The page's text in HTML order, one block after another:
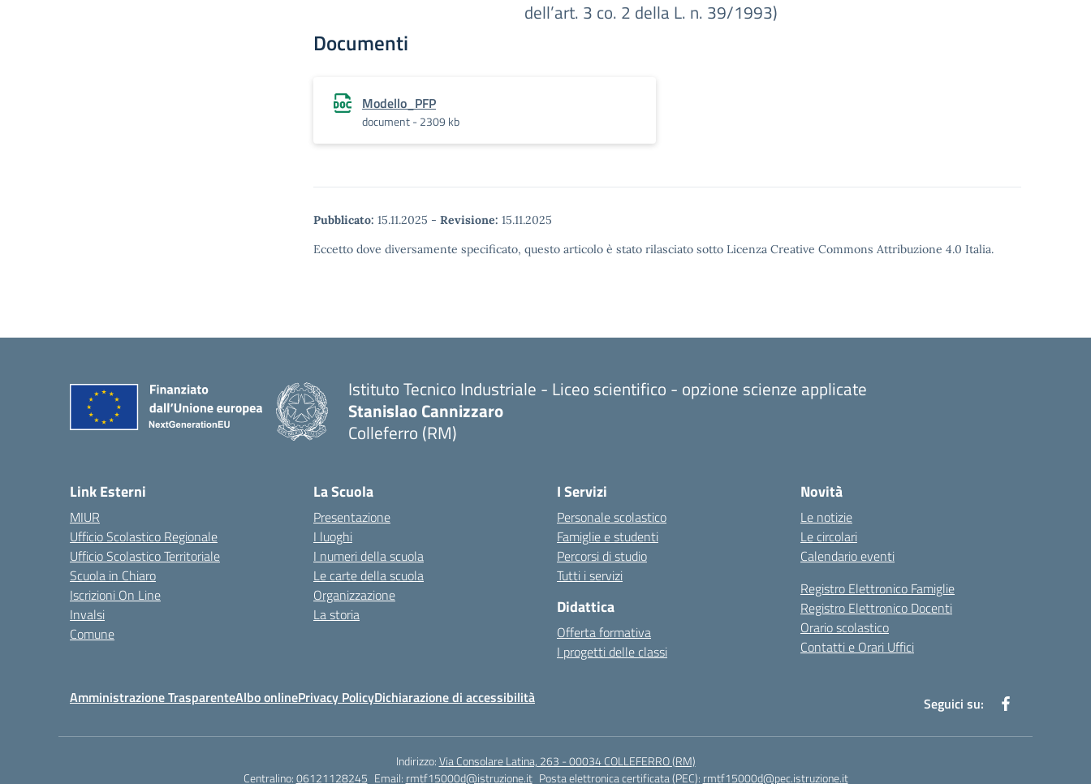
dell’art. 3 co. 2 della L. n. 39/1993)
Documenti
Modello_PFP
document - 2309 kb
Pubblicato: 15.11.2025 - Revisione: 15.11.2025
Eccetto dove diversamente specificato, questo articolo è stato rilasciato sotto Licenza Creative Commons Attribuzione 4.0 Italia.
Istituto Tecnico Industriale - Liceo scientifico - opzione scienze applicate
Stanislao Cannizzaro
Colleferro (RM)
Link Esterni
MIUR
Ufficio Scolastico Regionale
Ufficio Scolastico Territoriale
Scuola in Chiaro
Iscrizioni On Line
Invalsi
Comune
La Scuola
Presentazione
I luoghi
I numeri della scuola
Le carte della scuola
Organizzazione
La storia
I Servizi
Personale scolastico
Famiglie e studenti
Percorsi di studio
Tutti i servizi
Didattica
Offerta formativa
I progetti delle classi
Novità
Le notizie
Le circolari
Calendario eventi
Registro Elettronico Famiglie
Registro Elettronico Docenti
Orario scolastico
Contatti e Orari Uffici
Amministrazione TrasparenteAlbo onlinePrivacy PolicyDichiarazione di accessibilità Seguici su:
Indirizzo:Via Consolare Latina, 263 - 00034 COLLEFERRO (RM)
Centralino:06121128245 Email: rmtf15000d@istruzione.it Posta elettronica certificata (PEC): rmtf15000d@pec.istruzione.it